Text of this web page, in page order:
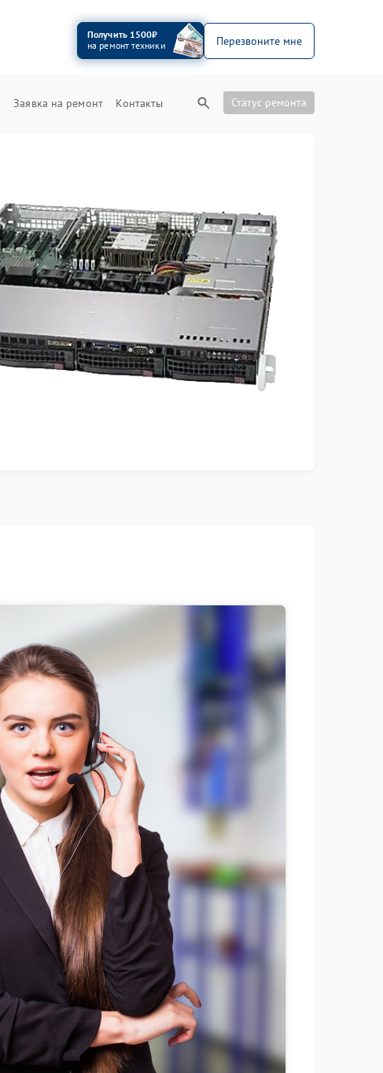
Получить 1500₽
на ремонт техники
Перезвоните мне
Заявка на ремонт Контакты Статус ремонта